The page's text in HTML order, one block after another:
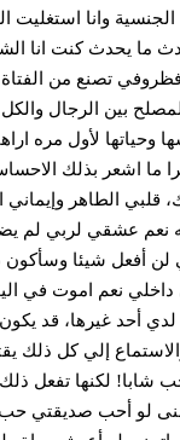
وانا
ما يحدث كنت انا
تصنع من الفتاة
بين الرجال
لأول مره
ما اشعر بذلك
قلبي الطاهر
نعم عشقي لربي لم
لن أفعل شيئا
نعم اموت في
لدي أحد غيرها، قد
إلي كل ذلك
لكنها تفعل